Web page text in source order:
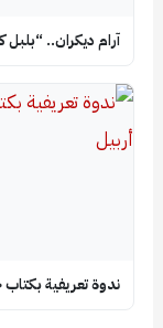
آرام ديكران..
ندوة تعريفية بكتاب